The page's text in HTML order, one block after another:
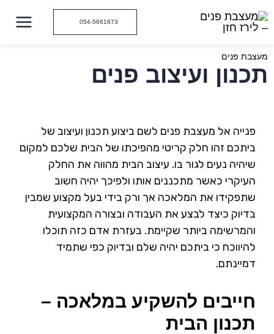
לתוכן
054-5661673
מעצבת פנים
תכנון ועיצוב פנים
פנייה אל מעצבת פנים לשם ביצוע תכנון ועיצוב של
ביתכם זהו חלק קריטי מהפיכתו של הבית שלכם למקום
שיהיה נעים לגור בו. עיצוב הבית מהווה את החלק
העיקרי כאשר מתכננים אותו ולפיכך יהיה חשוב
שתפקידו את המלאכה אך ורק בידי בעל מקצוע שמבין
בדיוק כיצד לבצע את העבודה ובצורה המקצועית
והמרשימה ביותר שקיימת. בעזרת אדם כזה תוכלו
להיווכח כי ביתכם יהיה שלם ובדיוק כפי שתמיד
דמיינתם.
חייבים להשקיע במלאכה –
תכנון הבית